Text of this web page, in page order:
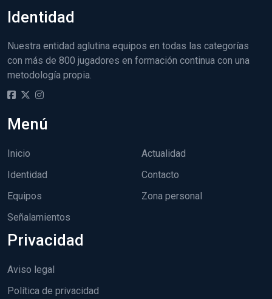
Identidad
Nuestra entidad aglutina equipos en todas las categorías
con más de 800 jugadores en formación continua con una
metodología propia.
Menú
Inicio
Identidad
Equipos
Señalamientos
Actualidad
Contacto
Zona personal
Privacidad
Aviso legal
Política de privacidad